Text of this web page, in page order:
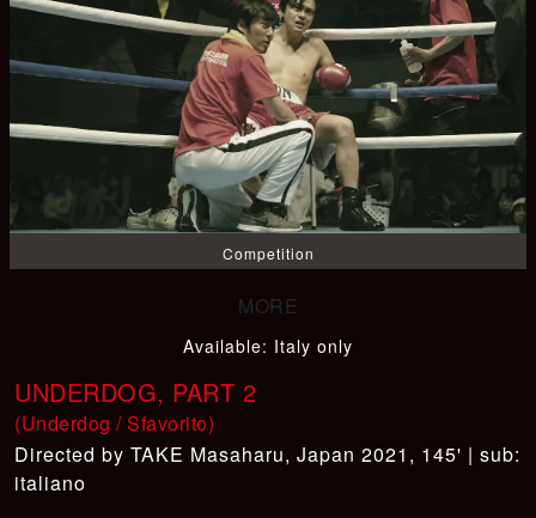
Competition
Available: Italy only
UNDERDOG, PART 2
(Underdog / Sfavorito)
TAKE Masaharu, Japan 2021, 145' | sub:
italiano